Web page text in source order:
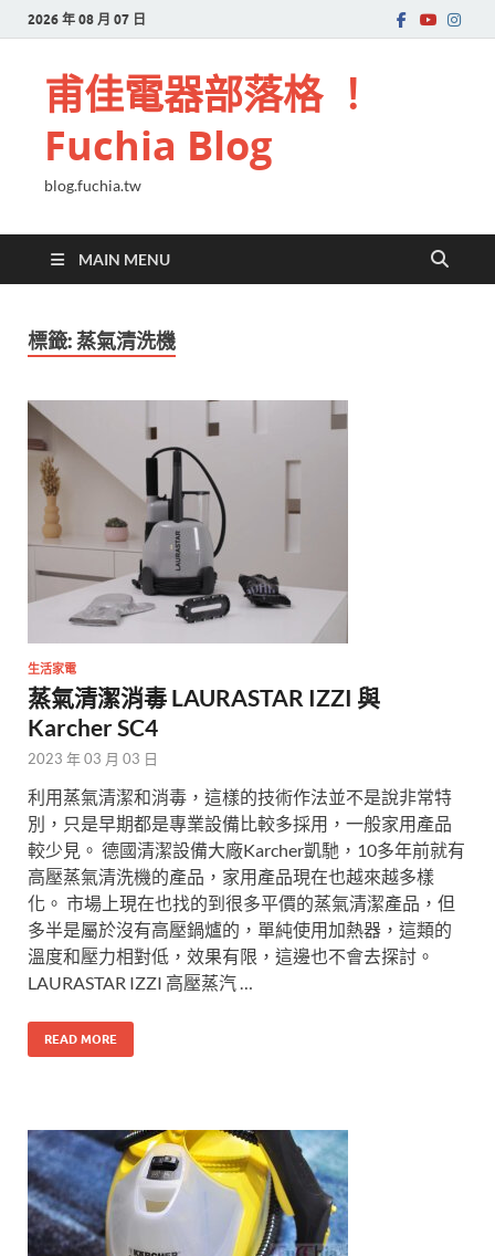
2026 年 08 月 07 日
甫佳電器部落格 ！
Fuchia Blog
blog.fuchia.tw
MAIN MENU
標籤:蒸氣清洗機
生活家電
蒸氣清潔消毒 LAURASTAR IZZI 與
Karcher SC4
2023 年 03 月 03 日
利用蒸氣清潔和消毒，這樣的技術作法並不是說非常特
別，只是早期都是專業設備比較多採用，一般家用產品
較少見。 德國清潔設備大廠Karcher凱馳，10多年前就有
高壓蒸氣清洗機的產品，家用產品現在也越來越多樣
化。 市場上現在也找的到很多平價的蒸氣清潔產品，但
多半是屬於沒有高壓鍋爐的，單純使用加熱器，這類的
溫度和壓力相對低，效果有限，這邊也不會去探討。
LAURASTAR IZZI 高壓蒸汽 …
READ MORE